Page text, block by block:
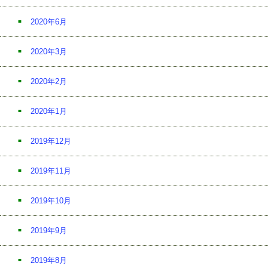
2020年6月
2020年3月
2020年2月
2020年1月
2019年12月
2019年11月
2019年10月
2019年9月
2019年8月